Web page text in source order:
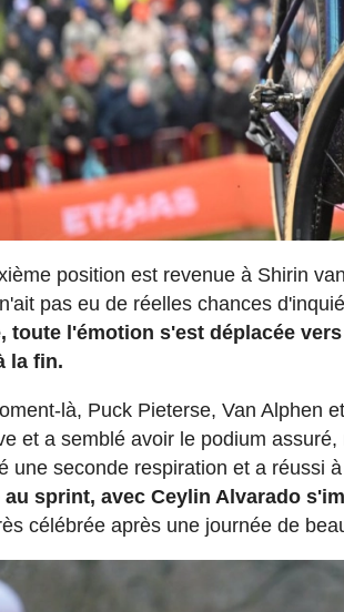
position est revenue à Shirin
pas eu de réelles chances
toute l'émotion s'est déplacée
la fin.
là, Puck Pieterse, Van Alphen
et a semblé avoir le podium
une seconde respiration et a réussi
au sprint, avec Ceylin Alvarado
célébrée après une journée de